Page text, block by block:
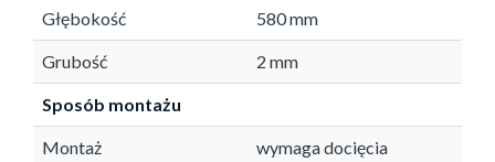
Głębokość 580 mm
Grubość 2 mm
Sposób montażu
Montaż wymaga docięcia